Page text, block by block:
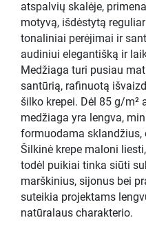
atspalvių skalėje,
motyvą, išdėstytą
tonaliniai perėjimai ir
audiniui elegantišką ir
Medžiaga turi pusiau
santūrią, rafinuotą
šilko krepei. Dėl 85 g/m²
medžiaga yra lengva,
formuodama sklandžius,
Šilkinė krepe maloni
todėl puikiai tinka siūti
marškinius, sijonus bei
suteikia projektams
natūralaus charakterio.